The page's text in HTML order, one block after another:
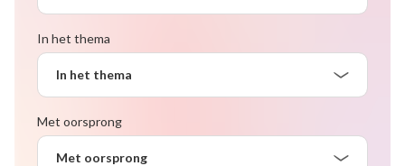
In het thema
In het thema
Met oorsprong
Met oorsprong